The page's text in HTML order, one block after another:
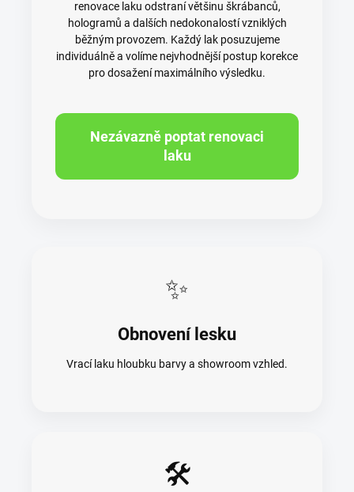
renovace laku odstraní většinu škrábanců,
hologramů a dalších nedokonalostí vzniklých
běžným provozem. Každý lak posuzujeme
individuálně a volíme nejvhodnější postup korekce
pro dosažení maximálního výsledku.
Nezávazně poptat renovaci
laku
✨
Obnovení lesku
Vrací laku hloubku barvy a showroom vzhled.
🛠️